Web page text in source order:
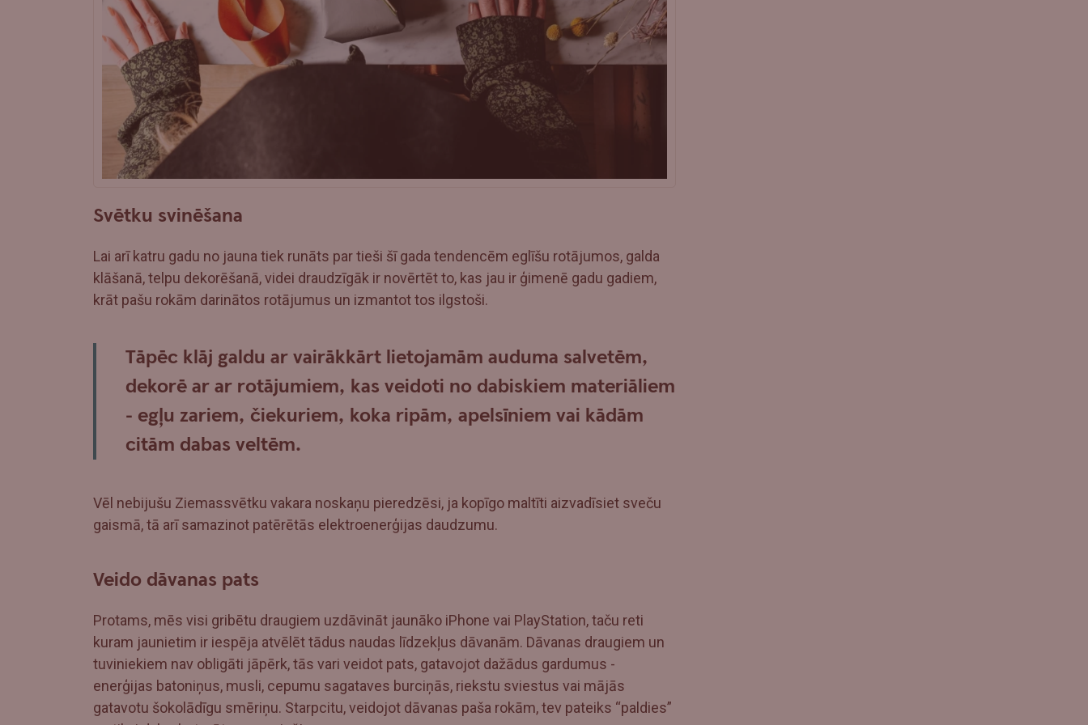
Svētku svinēšana
Lai arī katru gadu no jauna tiek runāts par tieši šī gada tendencēm eglīšu rotājumos, galda
klāšanā, telpu dekorēšanā, videi draudzīgāk ir novērtēt to, kas jau ir ģimenē gadu gadiem,
krāt pašu rokām darinātos rotājumus un izmantot tos ilgstoši.
Tāpēc klāj galdu ar vairākkārt lietojamām auduma salvetēm,
dekorē ar ar rotājumiem, kas veidoti no dabiskiem materiāliem
- egļu zariem, čiekuriem, koka ripām, apelsīniem vai kādām
citām dabas veltēm.
Vēl nebijušu Ziemassvētku vakara noskaņu pieredzēsi, ja kopīgo maltīti aizvadīsiet sveču
gaismā, tā arī samazinot patērētās elektroenerģijas daudzumu.
Veido dāvanas pats
Protams, mēs visi gribētu draugiem uzdāvināt jaunāko iPhone vai PlayStation, taču reti
kuram jaunietim ir iespēja atvēlēt tādus naudas līdzekļus dāvanām. Dāvanas draugiem un
tuviniekiem nav obligāti jāpērk, tās vari veidot pats, gatavojot dažādus gardumus -
enerģijas batoniņus, musli, cepumu sagataves burciņās, riekstu sviestus vai mājās
gatavotu šokolādīgu smēriņu. Starpcitu, veidojot dāvanas paša rokām, tev pateiks “paldies”